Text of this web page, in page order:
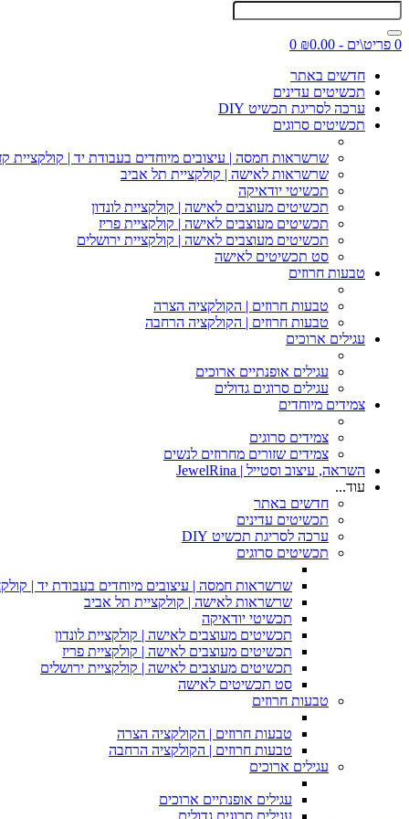
0 פריט\ים - ₪0.00
0
חדשים באתר
תכשיטים עדינים
ערכה לסריגת תכשיט DIY
תכשיטים סרוגים
שרשראות חמסה | עיצובים מיוחדים בעבודת יד | קולקציית
שרשראות לאישה | קולקציית תל אביב
תכשיטי יודאיקה
תכשיטים מעוצבים לאישה | קולקציית לונדון
תכשיטים מעוצבים לאישה | קולקציית פריז
תכשיטים מעוצבים לאישה | קולקציית ירושלים
סט תכשיטים לאישה
טבעות חרוזים
טבעות חרוזים | הקולקציה הצרה
טבעות חרוזים | הקולקציה הרחבה
עגילים ארוכים
עגילים אופנתיים ארוכים
עגילים סרוגים גדולים
צמידים מיוחדים
צמידים סרוגים
צמידים שזורים מחרוזים לנשים
השראה, עיצוב וסטייל | JewelRina
עוד...
חדשים באתר
תכשיטים עדינים
ערכה לסריגת תכשיט DIY
תכשיטים סרוגים
שרשראות חמסה | עיצובים מיוחדים בעבודת יד |
שרשראות לאישה | קולקציית תל אביב
תכשיטי יודאיקה
תכשיטים מעוצבים לאישה | קולקציית לונדון
תכשיטים מעוצבים לאישה | קולקציית פריז
תכשיטים מעוצבים לאישה | קולקציית ירושלים
סט תכשיטים לאישה
טבעות חרוזים
טבעות חרוזים | הקולקציה הצרה
טבעות חרוזים | הקולקציה הרחבה
עגילים ארוכים
עגילים אופנתיים ארוכים
עגילים סרוגים גדולים